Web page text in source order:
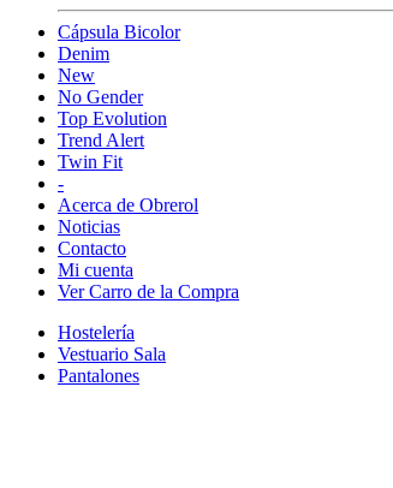
Cápsula Bicolor
Denim
New
No Gender
Top Evolution
Trend Alert
Twin Fit
-
Acerca de Obrerol
Noticias
Contacto
Mi cuenta
Ver Carro de la Compra
Hostelería
Vestuario Sala
Pantalones